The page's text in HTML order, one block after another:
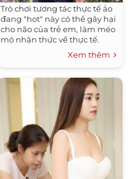
Trò chơi tương tác thực tế ảo
đang "hot" này có thể gây hại
cho não của trẻ em, làm méo
mó nhận thức về thực tế.
Xem thêm